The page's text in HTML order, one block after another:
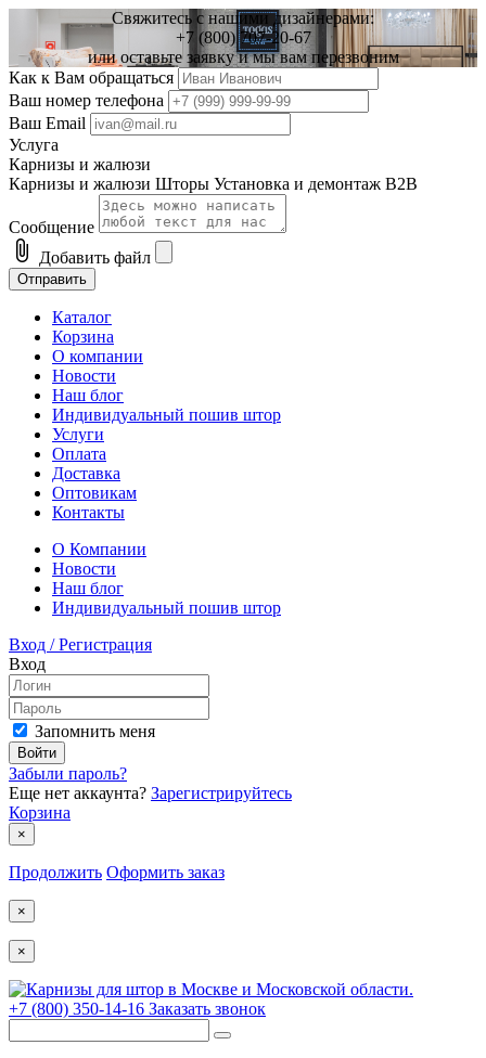
Свяжитесь с нашими дизайнерами:
+7 (800) 707-20-67
или оставьте заявку и мы вам перезвоним
Как к Вам обращаться
Ваш номер телефона
Ваш Email
Услуга
Карнизы и жалюзи
Карнизы и жалюзи Шторы Установка и демонтаж B2B
Сообщение
attach_file Добавить файл
Отправить
Каталог
Корзина
О компании
Новости
Наш блог
Индивидуальный пошив штор
Услуги
Оплата
Доставка
Оптовикам
Контакты
О Компании
Новости
Наш блог
Индивидуальный пошив штор
Вход / Регистрация
Вход
Запомнить меня
Войти
Забыли пароль?
Еще нет аккаунта? Зарегистрируйтесь
Корзина
×
Продолжить Оформить заказ
×
×
+7 (800) 350-14-16 Заказать звонок